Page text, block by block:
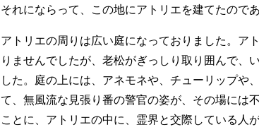
それにならって、この地にアトリエを建てたので
アトリエの周りは広い庭になっておりました。ア
りませんでしたが、老松がぎっしり取り囲んで、
した。庭の上には、アネモネや、チューリップや
て、無風流な見張り番の警官の姿が、その場には
ことに、アトリエの中に、霊界と交際している人